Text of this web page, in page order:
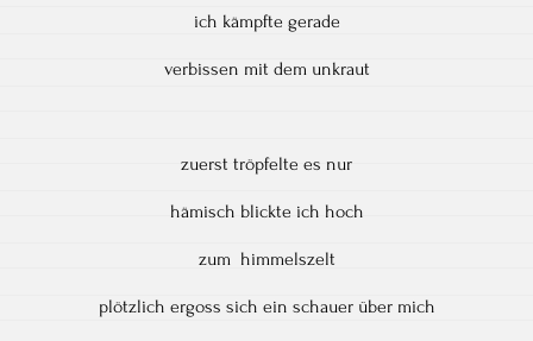
ich kämpfte gerade
verbissen mit dem unkraut
zuerst tröpfelte es nur
hämisch blickte ich hoch
zum himmelszelt
plötzlich ergoss sich ein schauer über mich